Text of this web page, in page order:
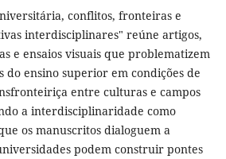
conflitos, fronteiras e
interdisciplinares" reúne artigos,
e ensaios visuais que problematizem
do ensino superior em condições de
entre culturas e campos
a interdisciplinaridade como
os manuscritos dialoguem a
podem construir pontes